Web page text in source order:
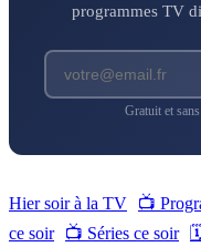
programmes TV
Gratuit et
Hier soir à la TV 📺
ce soir
📺 Séries ce soir